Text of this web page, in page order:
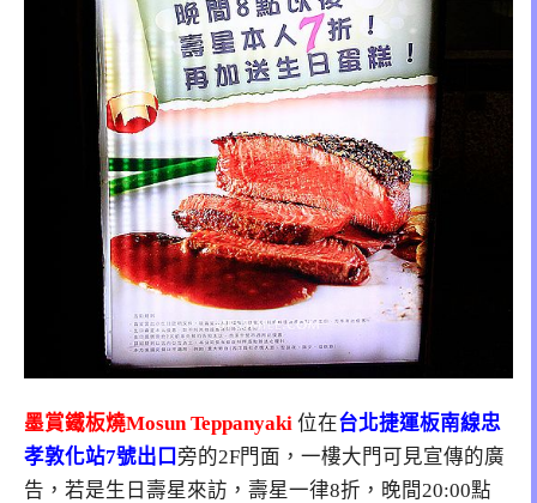
墨賞鐵板燒Mosun Teppanyaki 位在台北捷運板南線忠
孝敦化站7號出口旁的2F門面，一樓大門可見宣傳的廣
告，若是生日壽星來訪，壽星一律8折，晚間20:00點